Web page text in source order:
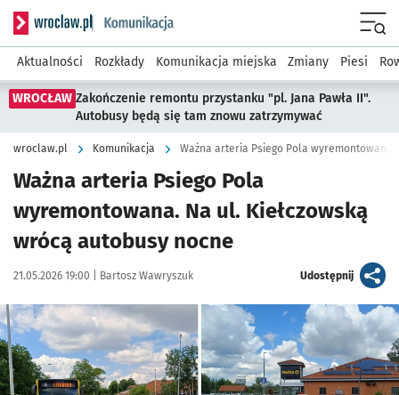
Serwis informacyjny wroclaw.pl podserwis: Komunikacja
Aktualności Rozkłady Komunikacja miejska Zmiany Piesi
WROCŁAW Zakończenie remontu przystanku "pl. Jana Pawła II".
Autobusy będą się tam znowu zatrzymywać
wroclaw.pl Komunikacja Ważna arteria Psiego Pola
Ważna arteria Psiego Pola
wyremontowana. Na ul. Kiełczowską
wrócą autobusy nocne
Data publikacji:
21.05.2026 19:00 | Autor:
Bartosz Wawryszuk Udostępnijartykuł
Kliknij, aby zobaczyć galerię